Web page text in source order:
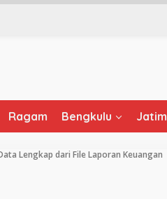
Ragam Bengkulu Jatim
Lengkap dari File Laporan Keuangan